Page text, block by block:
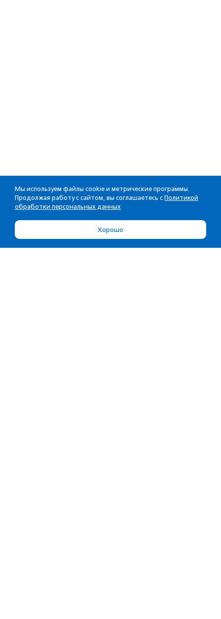
Мы используем файлы cookie и метрические программы.
Продолжая работу с сайтом, вы соглашаетесь с Политикой
обработки персональных данных
Хорошо